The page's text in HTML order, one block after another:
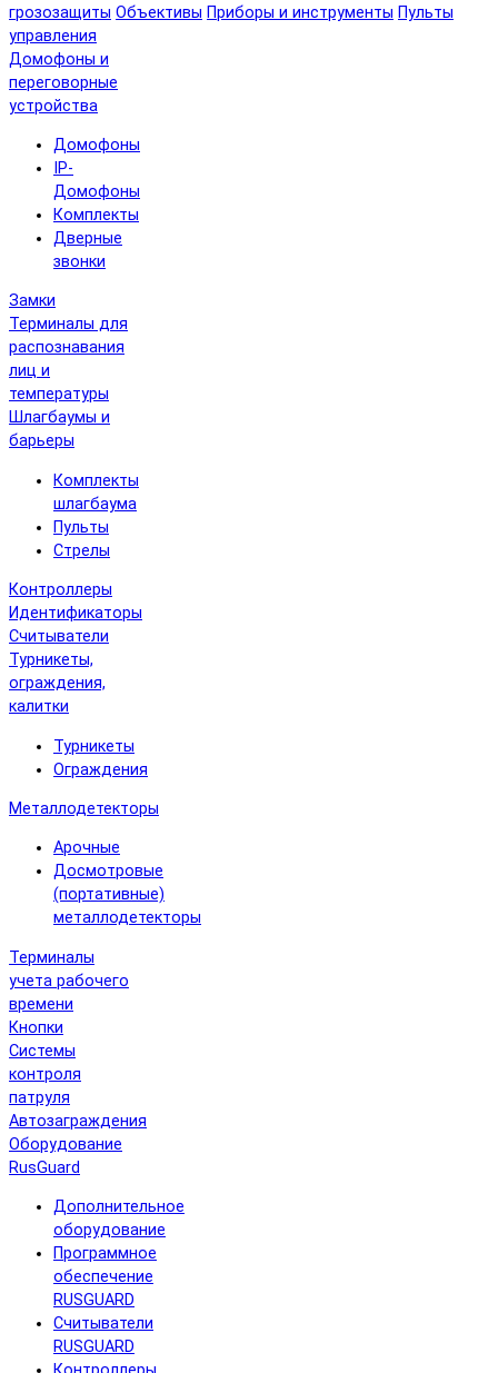
грозозащиты Объективы Приборы и инструменты Пульты
управления
Домофоны и
переговорные
устройства
Домофоны
IP-
Домофоны
Комплекты
Дверные
звонки
Замки
Терминалы для
распознавания
лиц и
температуры
Шлагбаумы и
барьеры
Комплекты
шлагбаума
Пульты
Стрелы
Контроллеры
Идентификаторы
Считыватели
Турникеты,
ограждения,
калитки
Турникеты
Ограждения
Металлодетекторы
Арочные
Досмотровые
(портативные)
металлодетекторы
Терминалы
учета рабочего
времени
Кнопки
Системы
контроля
патруля
Автозаграждения
Оборудование
RusGuard
Дополнительное
оборудование
Программное
обеспечение
RUSGUARD
Считыватели
RUSGUARD